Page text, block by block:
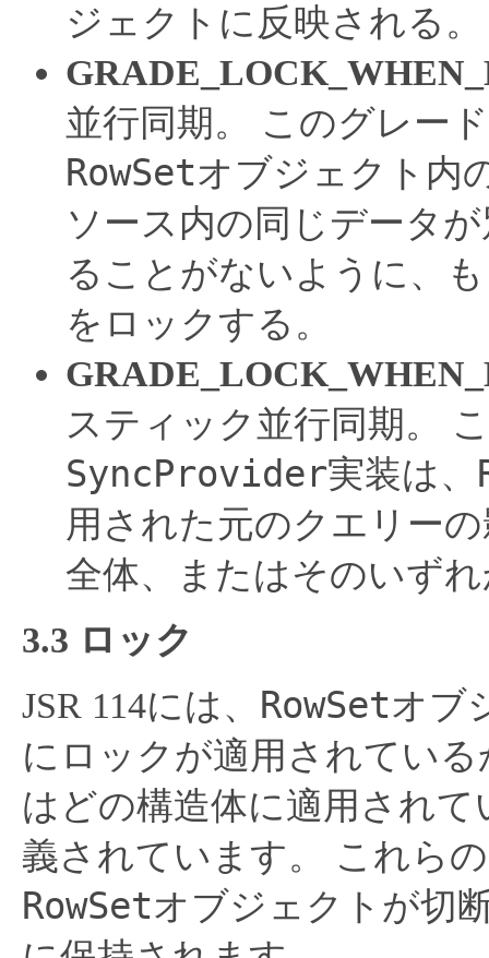
ジェクトに反映される。
並行同期。
このグレー
RowSetオブジェクト内
ソース内の同じデータ
ることがないように、
をロックする。
スティック並行同期。
SyncProvider実装は、
用された元のクエリー
全体、またはそのいず
3.3 ロック
JSR 114には、 RowSetオブ
にロックが適用されてい
はどの構造体に適用され
義されています。
これら
RowSetオブジェクトが切